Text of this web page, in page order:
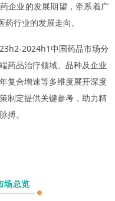
企业的发展期望，牵系着广
行业的发展走向。
2024h1中国药品市场分
药品治疗领域、品种及企业
复合增速等多维度展开深度
制定提供关键参考，助力精
搏。
场总览